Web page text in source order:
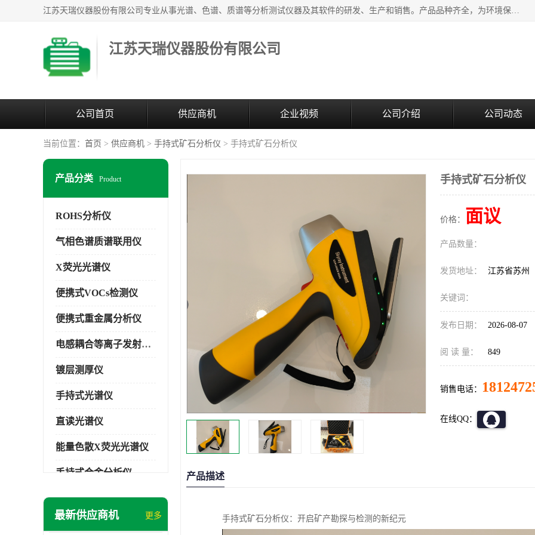
江苏天瑞仪器股份有限公司专业从事光谱、色谱、质谱等分析测试仪器及其软件的研发、生产和销售。产品品种齐全，为环境保护与安全、工业测试与分析及其它领域提供专业解决方案。 为客户提供更加先进的产品和更加满意的服务。
江苏天瑞仪器股份有限公司
公司首页 供应商机 企业视频 公司介绍 公司动态
当前位置： 首页 > 供应商机 > 手持式矿石分析仪 > 手持式矿石分析仪
产品分类 Product
ROHS分析仪
气相色谱质谱联用仪
X荧光光谱仪
便携式VOCs检测仪
便携式重金属分析仪
电感耦合等离子发射光谱仪
镀层测厚仪
手持式光谱仪
直读光谱仪
能量色散X荧光光谱仪
手持式合金分析仪
手持式矿石分析仪
最新供应商机 更多
手持式矿石分析仪
价格： 面议
产品数量：
发货地址： 江苏省苏州
关键词：
发布日期： 2026-08-07
阅 读 量： 849
销售电话：
在线QQ：
产品描述
手持式矿石分析仪：开启矿产勘探与检测的新纪元